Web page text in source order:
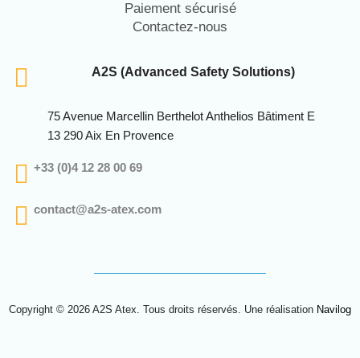
Paiement sécurisé
Contactez-nous
A2S (Advanced Safety Solutions)
75 Avenue Marcellin Berthelot Anthelios Bâtiment E
13 290 Aix En Provence
+33 (0)4 12 28 00 69
contact@a2s-atex.com
Copyright © 2026 A2S Atex. Tous droits réservés. Une réalisation Navilog